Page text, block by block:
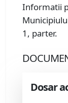
Informatii
1, parter.
Dosar